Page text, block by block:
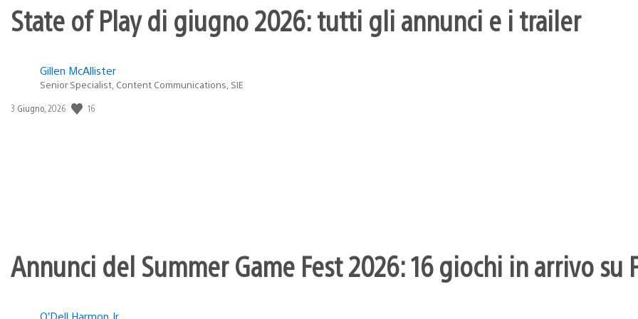
State of Play di giugno 2026: tutti gli annunci e i trailer
Gillen McAllister
Senior Specialist, Content Communications, SIE
Data
3 Giugno, 2026 16
Annunci del Summer Game Fest 2026: 16 giochi in arrivo su
O’Dell Harmon Jr.